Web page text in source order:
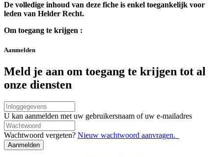
De volledige inhoud van deze fiche is enkel toegankelijk voor
leden van Helder Recht.
Om toegang te krijgen :
Aanmelden
Meld je aan om toegang te krijgen tot al
onze diensten
Connexion
par
nom
d'utilisateur/adresse
e-
mail
U kan aanmelden met uw gebruikersnaam of uw e-mailadres
Wachtwoord
Wachtwoord vergeten? Nieuw wachtwoord aanvragen.